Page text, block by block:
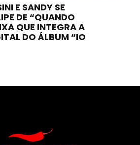
E SANDY SE
DE “QUANDO
QUE INTEGRA A
DO ÁLBUM “IO